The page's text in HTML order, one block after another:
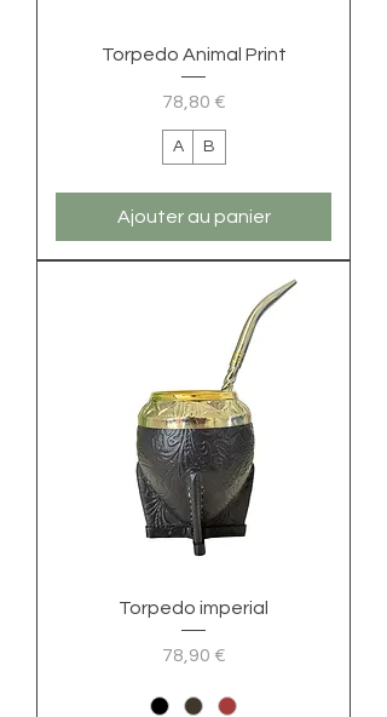
Torpedo Animal Print
Prix
78,80 €
A B
Ajouter au panier
Torpedo imperial
Prix
78,90 €